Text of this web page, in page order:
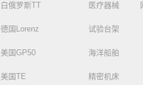
白俄罗斯TT
德国Lorenz
美国GP50
美国TE
医疗器械
试验台架
海洋船舶
精密机床